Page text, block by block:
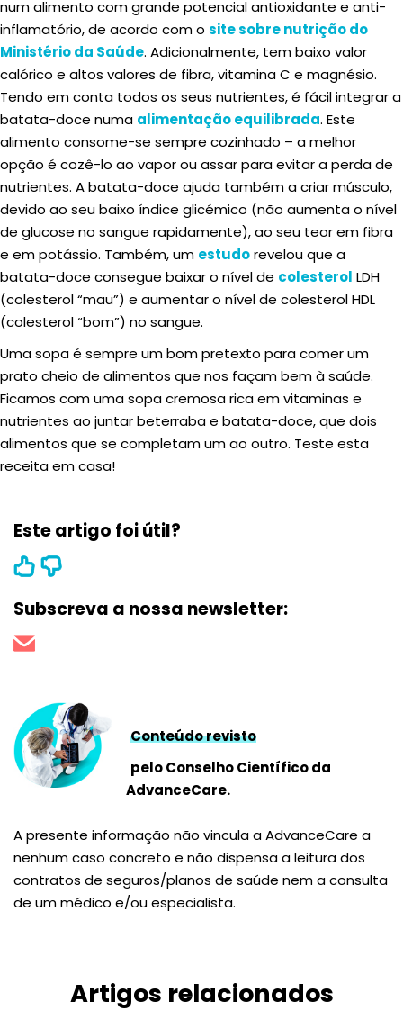
num alimento com grande potencial antioxidante e anti-
inflamatório, de acordo com o site sobre nutrição do
Ministério da Saúde. Adicionalmente, tem baixo valor
calórico e altos valores de fibra, vitamina C e magnésio.
Tendo em conta todos os seus nutrientes, é fácil integrar a
batata-doce numa alimentação equilibrada. Este
alimento consome-se sempre cozinhado – a melhor
opção é cozê-lo ao vapor ou assar para evitar a perda de
nutrientes. A batata-doce ajuda também a criar músculo,
devido ao seu baixo índice glicémico (não aumenta o nível
de glucose no sangue rapidamente), ao seu teor em fibra
e em potássio. Também, um estudorevelou que a
batata-doce consegue baixar o nível de colesterol LDH
(colesterol “mau”) e aumentar o nível de colesterol HDL
(colesterol “bom”) no sangue.
Uma sopa é sempre um bom pretexto para comer um
prato cheio de alimentos que nos façam bem à saúde.
Ficamos com uma sopa cremosa rica em vitaminas e
nutrientes ao juntar beterraba e batata-doce, que dois
alimentos que se completam um ao outro. Teste esta
receita em casa!
Este artigo foi útil?
Subscreva a nossa newsletter:
Conteúdo revisto
pelo Conselho Científico da
AdvanceCare.
A presente informação não vincula a AdvanceCare a
nenhum caso concreto e não dispensa a leitura dos
contratos de seguros/planos de saúde nem a consulta
de um médico e/ou especialista.
Artigos relacionados